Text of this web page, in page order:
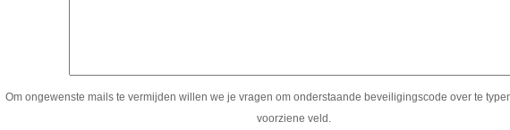
Om ongewenste mails te vermijden willen we je vragen om onderstaande beveiligingscode over te
voorziene veld.